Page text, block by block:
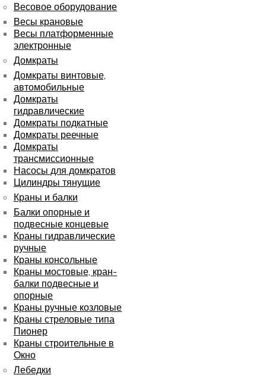
Весовое оборудование
Весы крановые
Весы платформенные
электронные
Домкраты
Домкраты винтовые,
автомобильные
Домкраты
гидравлические
Домкраты подкатные
Домкраты реечные
Домкраты
трансмиссионные
Насосы для домкратов
Цилиндры тянущие
Краны и балки
Балки опорные и
подвесные концевые
Краны гидравлические
ручные
Краны консольные
Краны мостовые, кран-
балки подвесные и
опорные
Краны ручные козловые
Краны стреловые типа
Пионер
Краны строительные в
Окно
Лебедки